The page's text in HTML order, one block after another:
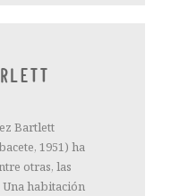
Bartlett
1951) ha
otras, las
habitación